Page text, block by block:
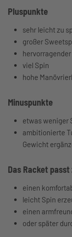
Pluspunkte
sehr leicht zu
großer
viel Spin
hohe
Minuspunkte
etwas weniger
ambitionierte
Gewicht
Das Racket passt
einen
leicht Spin
einen
oder später